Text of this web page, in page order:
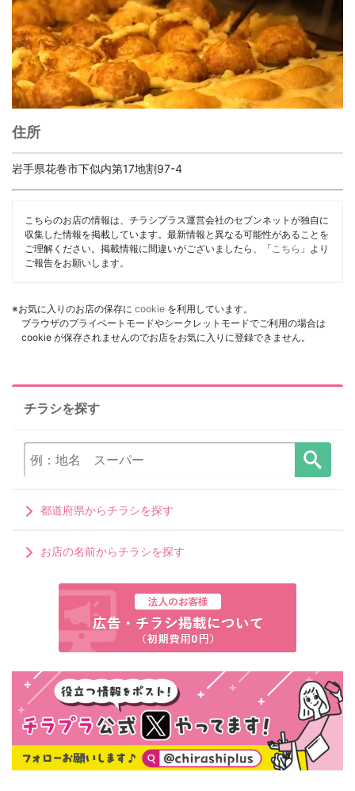
住所
岩手県花巻市下似内第17地割97-4
こちらのお店の情報は、チラシプラス運営会社のセブンネットが独自に
収集した情報を掲載しています。最新情報と異なる可能性があることを
ご理解ください。掲載情報に間違いがございましたら、「 こちら 」より
ご報告をお願いします。
※お気に入りのお店の保存に cookie を利用しています。
ブラウザのプライベートモードやシークレットモードでご利用の場合は
cookie が保存されませんのでお店をお気に入りに登録できません。
チラシを探す
都道府県からチラシを探す
お店の名前からチラシを探す